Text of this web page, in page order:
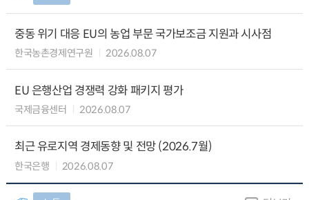
중동 위기 대응 EU의 농업 부문 국가보조금 지원과 시사점
한국농촌경제연구원 2026.08.07
EU 은행산업 경쟁력 강화 패키지 평가
국제금융센터 2026.08.07
최근 유로지역 경제동향 및 전망 (2026.7월)
한국은행 2026.08.07